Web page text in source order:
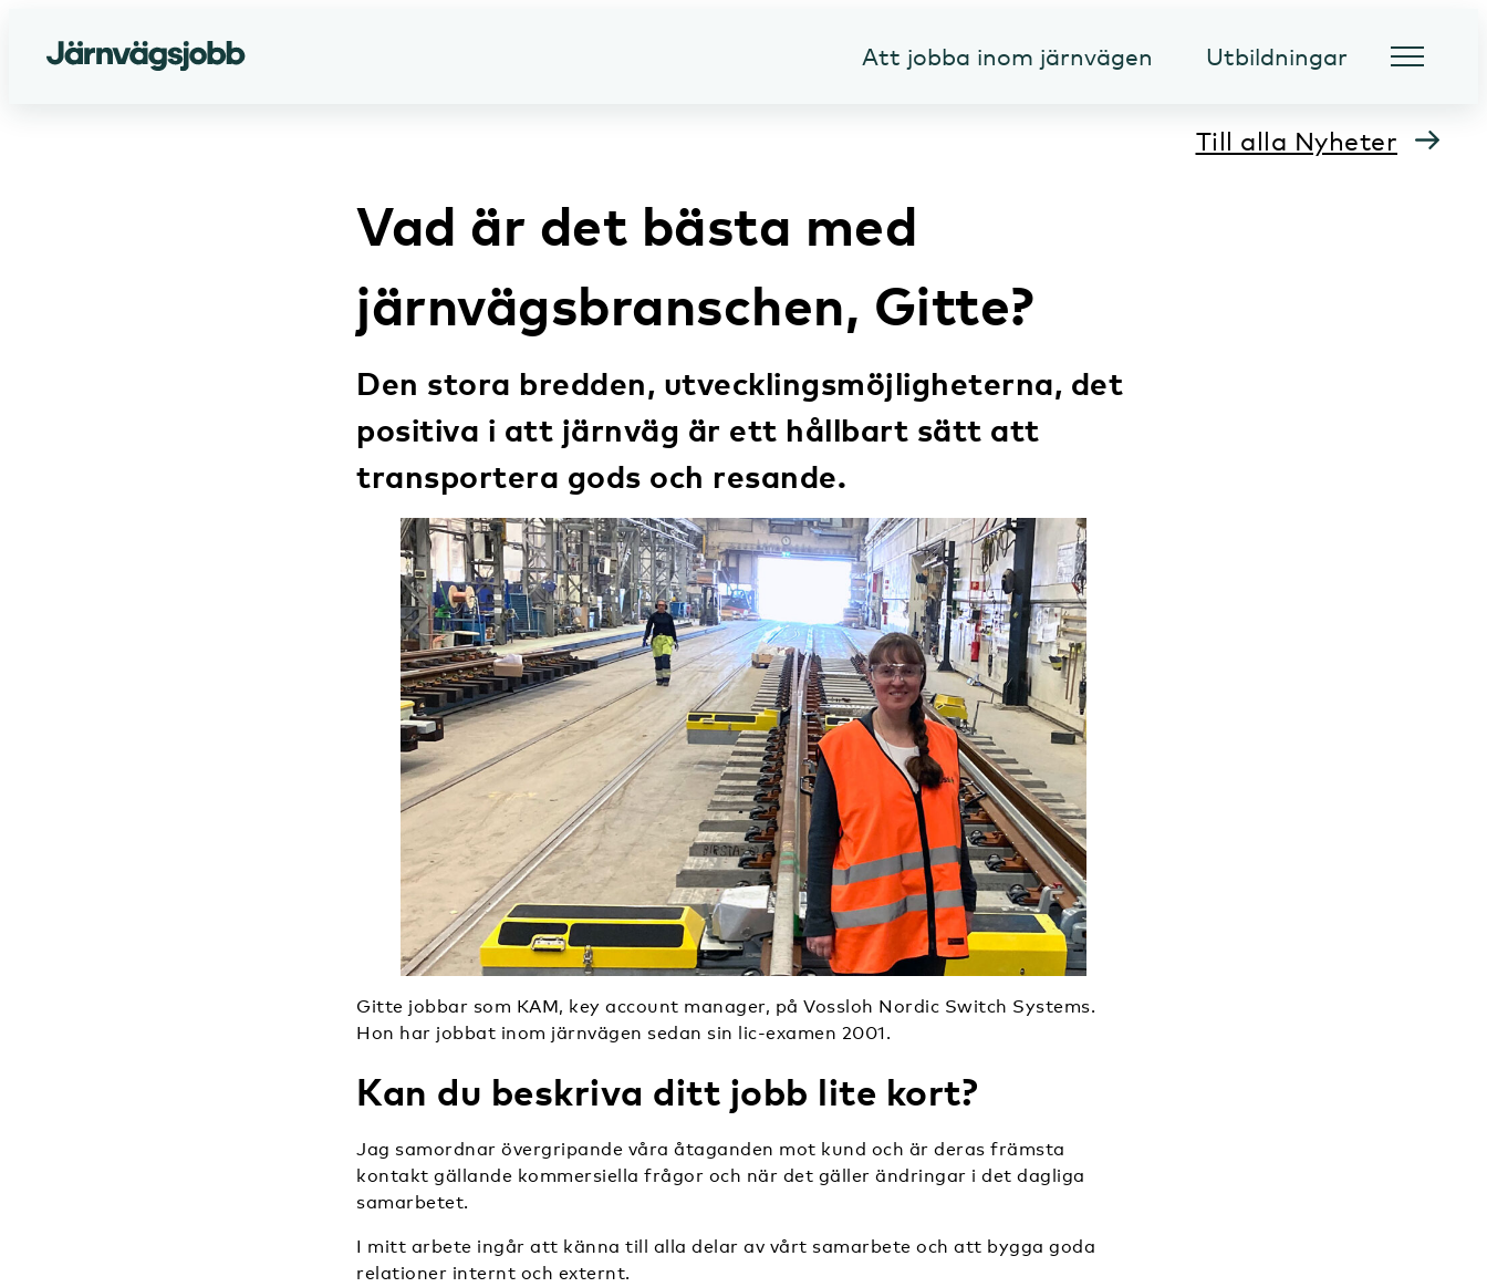
Att jobba inom järnvägen Utbildningar
Till alla Nyheter
Vad är det bästa med
järnvägsbranschen, Gitte?
Den stora bredden, utvecklingsmöjligheterna, det
positiva i att järnväg är ett hållbart sätt att
transportera gods och resande.
Gitte jobbar som KAM, key account manager, på Vossloh Nordic Switch Systems.
Hon har jobbat inom järnvägen sedan sin lic-examen 2001.
Kan du beskriva ditt jobb lite kort?
Jag samordnar övergripande våra åtaganden mot kund och är deras främsta
kontakt gällande kommersiella frågor och när det gäller ändringar i det dagliga
samarbetet.
I mitt arbete ingår att känna till alla delar av vårt samarbete och att bygga goda
relationer internt och externt.